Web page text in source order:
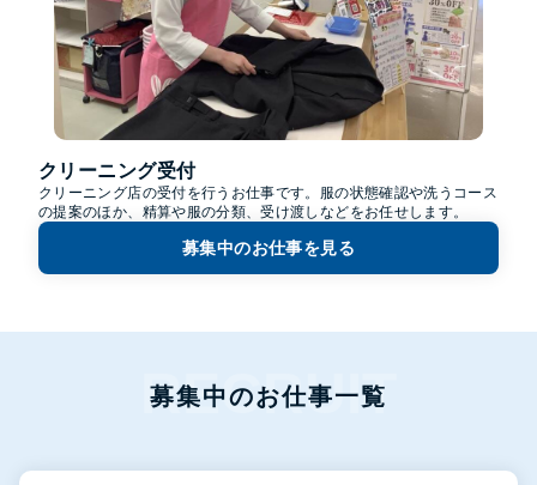
クリーニング受付
クリーニング店の受付を行うお仕事です。服の状態確認や洗うコース
の提案のほか、精算や服の分類、受け渡しなどをお任せします。
募集中のお仕事を見る
募集中のお仕事一覧